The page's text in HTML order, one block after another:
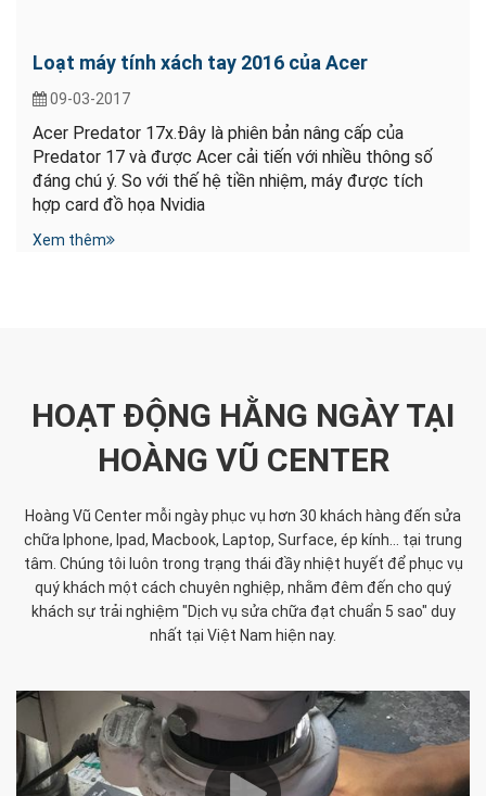
Loạt máy tính xách tay 2016 của Acer
09-03-2017
Acer Predator 17x.Đây là phiên bản nâng cấp của
Predator 17 và được Acer cải tiến với nhiều thông số
đáng chú ý. So với thế hệ tiền nhiệm, máy được tích
hợp card đồ họa Nvidia
Xem thêm
HOẠT ĐỘNG HẰNG NGÀY TẠI
HOÀNG VŨ CENTER
Hoàng Vũ Center mỗi ngày phục vụ hơn 30 khách hàng đến sửa
chữa Iphone, Ipad, Macbook, Laptop, Surface, ép kính... tại trung
tâm. Chúng tôi luôn trong trạng thái đầy nhiệt huyết để phục vụ
quý khách một cách chuyên nghiệp, nhằm đêm đến cho quý
khách sự trải nghiệm "Dịch vụ sửa chữa đạt chuẩn 5 sao" duy
nhất tại Việt Nam hiện nay.